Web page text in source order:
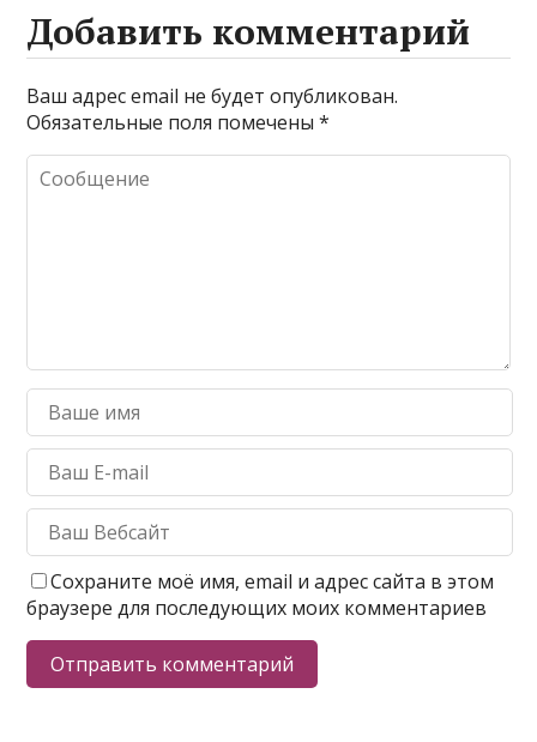
Добавить комментарий
Ваш адрес email не будет опубликован.
Обязательные поля помечены*
Сохраните моё имя, email и адрес сайта в этом
браузере для последующих моих комментариев